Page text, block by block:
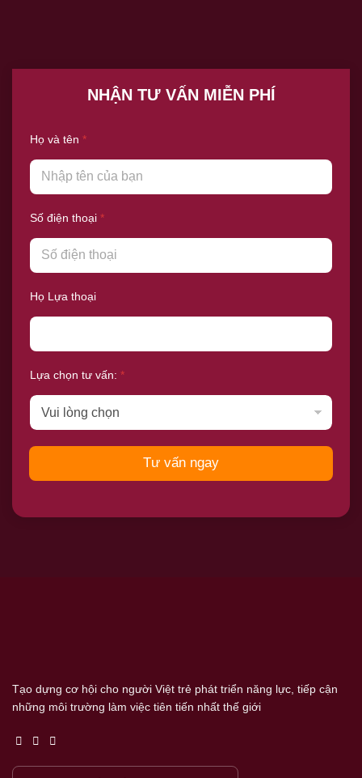
NHẬN TƯ VẤN MIỄN PHÍ
Họ và tên *
Số điện thoại *
Họ Lựa thoại
Lựa chọn tư vấn: *
Tư vấn ngay
Tạo dựng cơ hội cho người Việt trẻ phát triển năng lực, tiếp cận
những môi trường làm việc tiên tiến nhất thế giới